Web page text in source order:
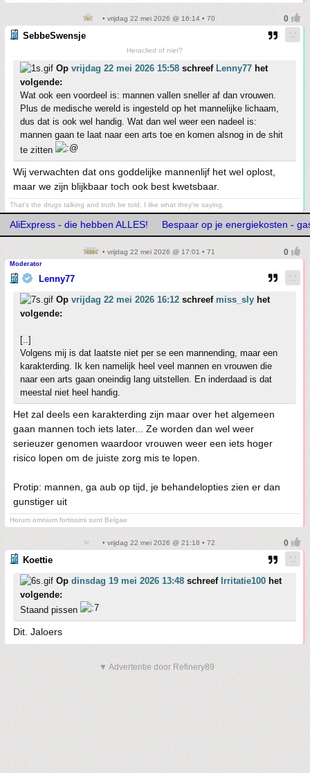
• vrijdag 22 mei 2026 @ 16:14 • 70
SebbeSwensje
Heraclied of niet?
Op vrijdag 22 mei 2026 15:58 schreef Lenny77 het
volgende:
Wat ook een voordeel is: mannen vallen sneller af dan vrouwen.
Plus de medische wereld is ingesteld op het mannelijke lichaam,
dus dat is ook wel handig. Wat dan wel weer een nadeel is:
mannen gaan te laat naar een arts toe en komen alsnog in de shit
te zitten
Wij verwachten dat ons goddelijke mannenlijf het wel oplost,
maar we zijn blijkbaar toch ook best kwetsbaar.
That's the drugs talking and truth be told, I like what they're saying.
AliExpress - die hebben ALLES! Bespaar op je energiekosten -
• vrijdag 22 mei 2026 @ 17:01 • 71
Moderator
Lenny77
Op vrijdag 22 mei 2026 16:12 schreef miss_sly het
volgende:
[..]
Volgens mij is dat laatste niet per se een mannending, maar een
karakterding. Ik ken namelijk heel veel mannen en vrouwen die
naar een arts gaan oneindig lang uitstellen. En inderdaad is dat
meestal niet heel handig.
Het zal deels een karakterding zijn maar over het algemeen
gaan mannen toch iets later... Ze worden dan wel weer
serieuzer genomen waardoor vrouwen weer een iets hoger
risico lopen om de juiste zorg mis te lopen.
Protip: mannen, ga aub op tijd, je behandelopties zien er dan
gunstiger uit
Horum omnium fortissimi sunt Belgae
• vrijdag 22 mei 2026 @ 21:18 • 72
Koettie
Op dinsdag 19 mei 2026 13:48 schreef Irritatie100 het
volgende:
Staand pissen
Dit. Jaloers
▼ Advertentie door Refinery89